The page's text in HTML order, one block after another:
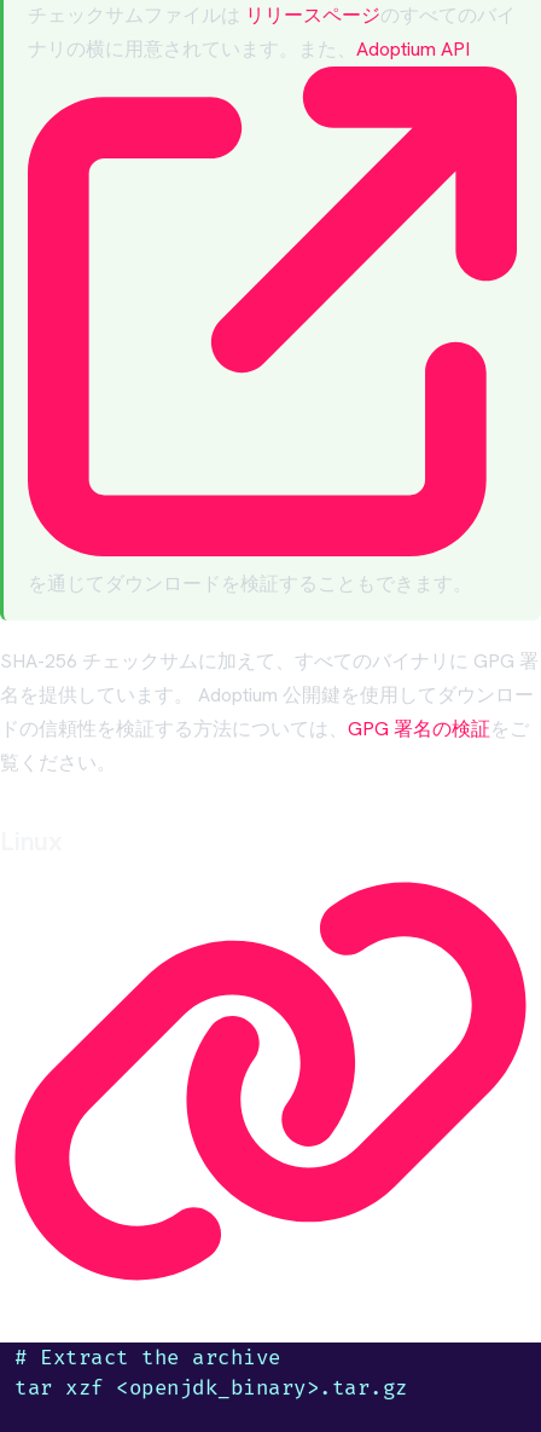
チェックサムファイルは リリースページのすべてのバイ
ナリの横に用意されています。また、 Adoptium API
を通じてダウンロードを検証することもできます。
SHA-256 チェックサムに加えて、すべてのバイナリに GPG 署
名を提供しています。 Adoptium 公開鍵を使用してダウンロー
ドの信頼性を検証する方法については、 GPG 署名の検証をご
覧ください。
# Extract the archive
tar xzf <openjdk_binary>.tar.gz